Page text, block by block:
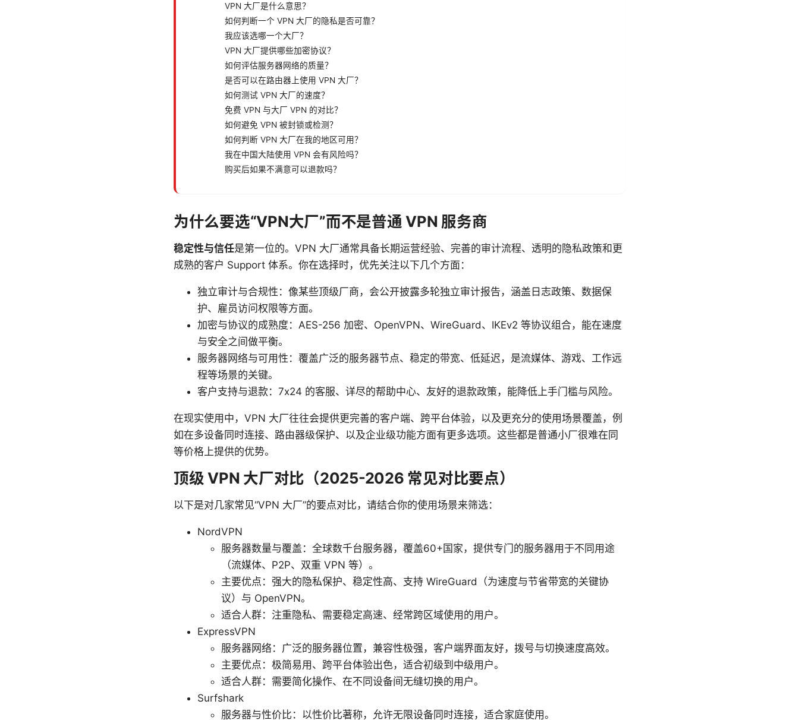
VPN 大厂是什么意思？
如何判断一个 VPN 大厂的隐私是否可靠？
我应该选哪一个大厂？
VPN 大厂提供哪些加密协议？
如何评估服务器网络的质量？
是否可以在路由器上使用 VPN 大厂？
如何测试 VPN 大厂的速度？
免费 VPN 与大厂 VPN 的对比？
如何避免 VPN 被封锁或检测？
如何判断 VPN 大厂在我的地区可用？
我在中国大陆使用 VPN 会有风险吗？
购买后如果不满意可以退款吗？
为什么要选“VPN大厂”而不是普通 VPN 服务商
稳定性与信任是第一位的。VPN 大厂通常具备长期运营经验、完善的审计流程、透明的隐私政策和更
成熟的客户 Support 体系。你在选择时，优先关注以下几个方面：
独立审计与合规性：像某些顶级厂商，会公开披露多轮独立审计报告，涵盖日志政策、数据保
护、雇员访问权限等方面。
加密与协议的成熟度：AES-256 加密、OpenVPN、WireGuard、IKEv2 等协议组合，能在速度
与安全之间做平衡。
服务器网络与可用性：覆盖广泛的服务器节点、稳定的带宽、低延迟，是流媒体、游戏、工作远
程等场景的关键。
客户支持与退款：7x24 的客服、详尽的帮助中心、友好的退款政策，能降低上手门槛与风险。
在现实使用中，VPN 大厂往往会提供更完善的客户端、跨平台体验，以及更充分的使用场景覆盖，例
如在多设备同时连接、路由器级保护、以及企业级功能方面有更多选项。这些都是普通小厂很难在同
等价格上提供的优势。
顶级 VPN 大厂对比（2025-2026 常见对比要点）
以下是对几家常见“VPN 大厂”的要点对比，请结合你的使用场景来筛选：
NordVPN
服务器数量与覆盖：全球数千台服务器，覆盖60+国家，提供专门的服务器用于不同用途
（流媒体、P2P、双重 VPN 等）。
主要优点：强大的隐私保护、稳定性高、支持 WireGuard（为速度与节省带宽的关键协
议）与 OpenVPN。
适合人群：注重隐私、需要稳定高速、经常跨区域使用的用户。
ExpressVPN
服务器网络：广泛的服务器位置，兼容性极强，客户端界面友好，拨号与切换速度高效。
主要优点：极简易用、跨平台体验出色，适合初级到中级用户。
适合人群：需要简化操作、在不同设备间无缝切换的用户。
Surfshark
服务器与性价比：以性价比著称，允许无限设备同时连接，适合家庭使用。